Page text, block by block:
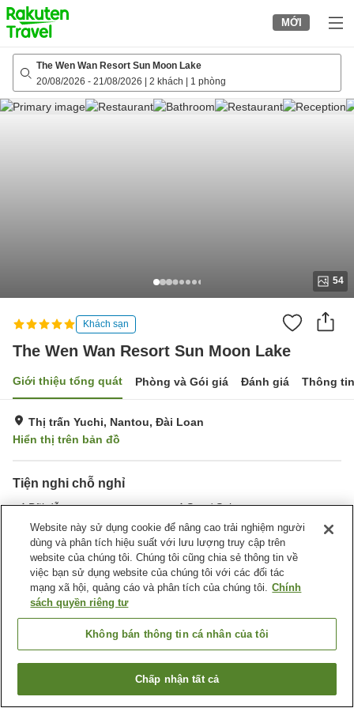
to
top
page
MỚI
The Wen Wan Resort Sun Moon Lake
20/08/2026 - 21/08/2026 2 khách 1 phòng
54
Khách sạn
The Wen Wan Resort Sun Moon Lake
Giới thiệu tổng quát Phòng và Gói giá Đánh giá Thông
Thị trấn Yuchi, Nantou, Đài Loan
Hiển thị trên bản đồ
Tiện nghi chỗ nghỉ
Bãi đỗ xe
Spa / Salon
Nhà hàng
Hoàn toàn không hút thuốc
Trang chủ Đài Loan Nantou
Thị trấn Yuchi
The Wen Wan Resort Sun Moon Lake
Tìm phòng trống
Website này sử dụng cookie để nâng cao trải nghiệm người
dùng và phân tích hiệu suất với lưu lượng truy cập trên
website của chúng tôi. Chúng tôi cũng chia sẻ thông tin về
việc bạn sử dụng website của chúng tôi với các đối tác
mạng xã hội, quảng cáo và phân tích của chúng tôi. Chính
sách quyền riêng tư
Không bán thông tin cá nhân của tôi
Chấp nhận tất cả